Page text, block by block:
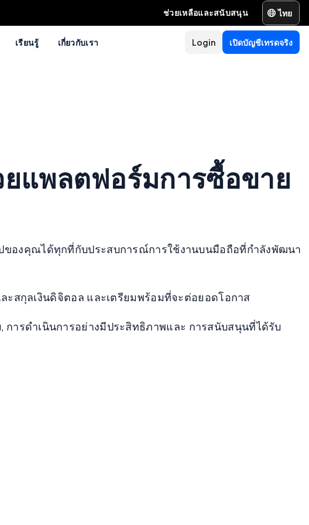
ช่วยเหลือและสนับสนุน ไทย
เรียนรู้ เกี่ยวกับเรา เปิดบัญชีเทรดจริง
Login
แพลตฟอร์มการซื้อขาย
ของคุณได้ทุกที่กับประสบการณ์การใช้งานบนมือถือที่กำลังพัฒนา
ะสกุลเงินดิจิตอล และเตรียมพร้อมที่จะต่อยอดโอกาส
ารดำเนินการอย่างมีประสิทธิภาพและ การสนับสนุนที่ได้รับ